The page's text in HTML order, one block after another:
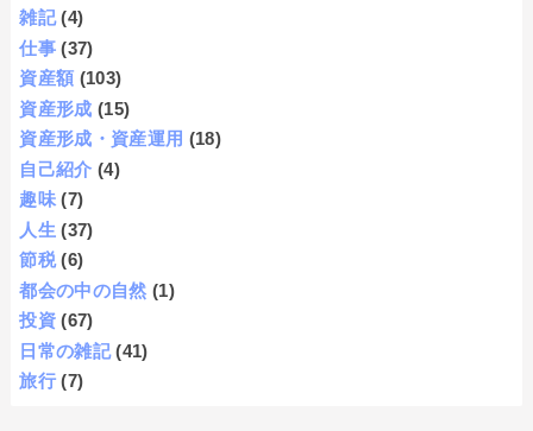
雑記 (4)
仕事 (37)
資産額 (103)
資産形成 (15)
資産形成・資産運用 (18)
自己紹介 (4)
趣味 (7)
人生 (37)
節税 (6)
都会の中の自然 (1)
投資 (67)
日常の雑記 (41)
旅行 (7)